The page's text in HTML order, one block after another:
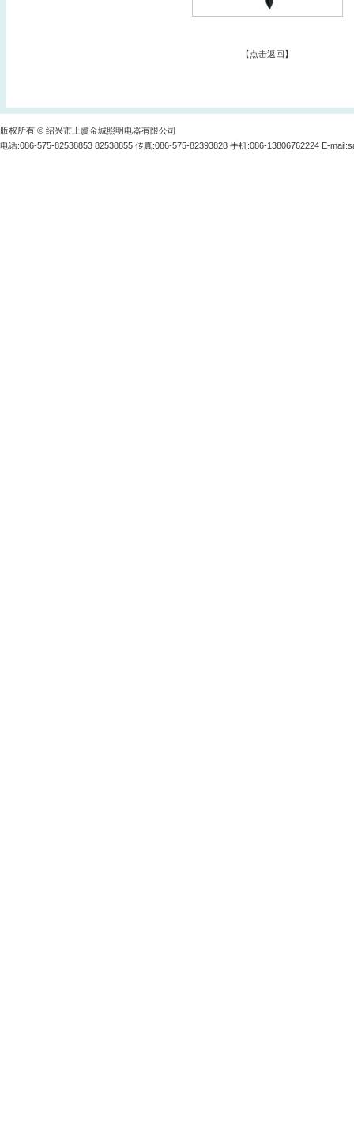
【点击返回】
版权所有 © 绍兴市上虞金城照明电器有限公司
电话:086-575-82538853 82538855 传真:086-575-82393828 手机:086-13806762224 E-mail: